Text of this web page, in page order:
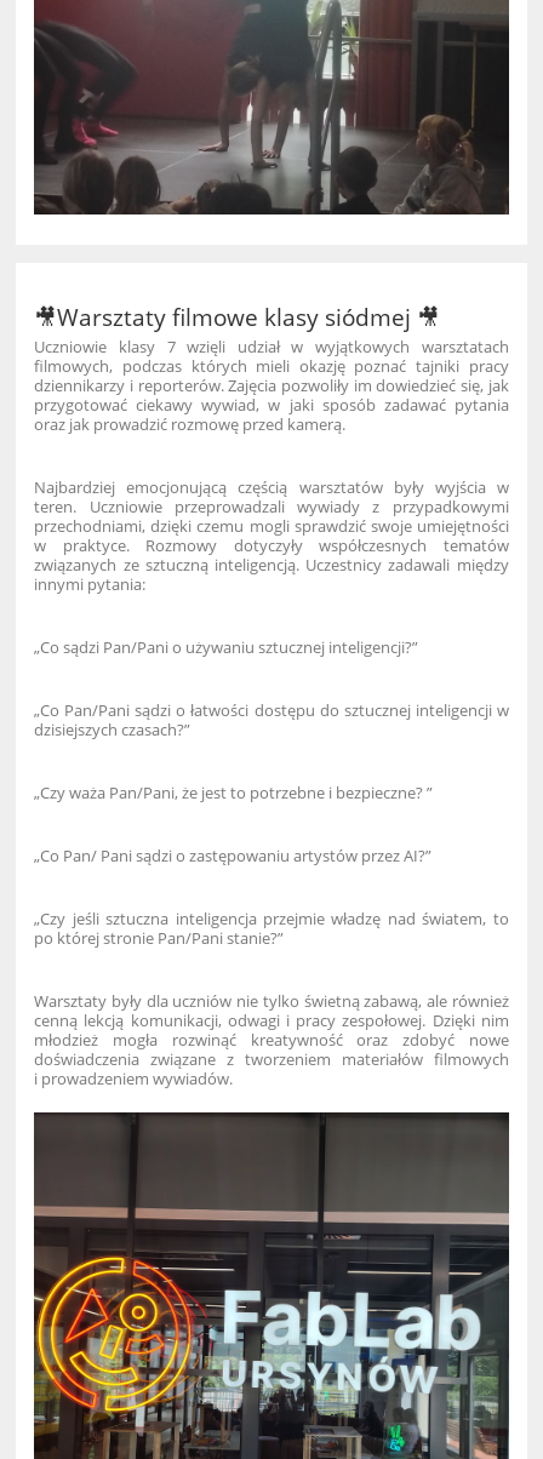
🎥Warsztaty filmowe klasy siódmej 🎥
Uczniowie klasy 7 wzięli udział w wyjątkowych warsztatach
filmowych, podczas których mieli okazję poznać tajniki pracy
dziennikarzy i reporterów. Zajęcia pozwoliły im dowiedzieć się, jak
przygotować ciekawy wywiad, w jaki sposób zadawać pytania
oraz jak prowadzić rozmowę przed kamerą.
Najbardziej emocjonującą częścią warsztatów były wyjścia w
teren. Uczniowie przeprowadzali wywiady z przypadkowymi
przechodniami, dzięki czemu mogli sprawdzić swoje umiejętności
w praktyce. Rozmowy dotyczyły współczesnych tematów
związanych ze sztuczną inteligencją. Uczestnicy zadawali między
innymi pytania:
„Co sądzi Pan/Pani o używaniu sztucznej inteligencji?”
„Co Pan/Pani sądzi o łatwości dostępu do sztucznej inteligencji w
dzisiejszych czasach?”
„Czy waża Pan/Pani, że jest to potrzebne i bezpieczne? ”
„Co Pan/ Pani sądzi o zastępowaniu artystów przez AI?”
„Czy jeśli sztuczna inteligencja przejmie władzę nad światem, to
po której stronie Pan/Pani stanie?”
Warsztaty były dla uczniów nie tylko świetną zabawą, ale również
cenną lekcją komunikacji, odwagi i pracy zespołowej. Dzięki nim
młodzież mogła rozwinąć kreatywność oraz zdobyć nowe
doświadczenia związane z tworzeniem materiałów filmowych
i prowadzeniem wywiadów.